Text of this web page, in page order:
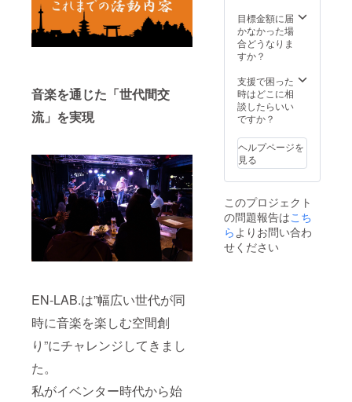
音楽を通じた「世代間交
流」を実現
EN-LAB.は”幅広い世代が同
時に音楽を楽しむ空間創
り”にチャレンジしてきまし
た。
私がイベンター時代から始
22：00
の間で
180分程
交通費
や滞在
費は自
己負担
いしま
す ・持
ち込み
動画を
編集も
可能で
す
市東山
区） ■
ホール
10：00
～24：
00の間
で8時間
その他
・お客
様はお
一人に
リンク
代￥500
をお願
いしま
す ・交
日 ※ご
希望の
日程を
お伺い
えで調
整させ
ていた
だきま
政機関
の要請
および
社会情
み日程
を変更
する場
合がご
ざいま
目標金額に届
かなかった場
合どうなりま
すか？
支援で困った
時はどこに相
談したらいい
ですか？
ヘルプページを
見る
このプロジェクト
の問題報告はこち
ら よりお問い合わ
せください